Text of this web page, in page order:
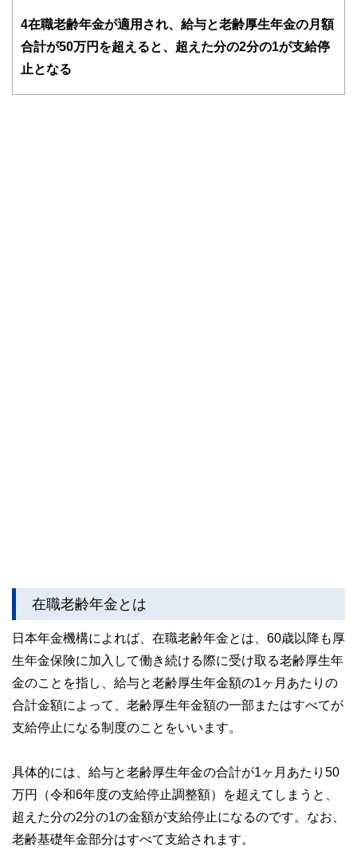
護士、税理士、宅地建物取引士、相続診断士、住宅ローンア
ドバイザー、DCプランナー、公認会計士、社会保険労務
士、行政書士、投資アナリスト、キャリアコンサルタントな
をわかりやすく発信している点です。
4在職老齢年金が適用され、給与と老齢厚生年金の月額
合計が50万円を超えると、超えた分の2分の1が支給停
止となる
在職老齢年金とは
日本年金機構によれば、在職老齢年金とは、60歳以降も厚
生年金保険に加入して働き続ける際に受け取る老齢厚生年
金のことを指し、給与と老齢厚生年金額の1ヶ月あたりの
合計金額によって、老齢厚生年金額の一部またはすべてが
支給停止になる制度のことをいいます。
具体的には、給与と老齢厚生年金の合計が1ヶ月あたり50
万円（令和6年度の支給停止調整額）を超えてしまうと、
超えた分の2分の1の金額が支給停止になるのです。なお、
老齢基礎年金部分はすべて支給されます。